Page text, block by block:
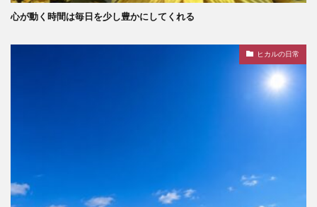
心が動く時間は毎日を少し豊かにしてくれる
ヒカルの日常